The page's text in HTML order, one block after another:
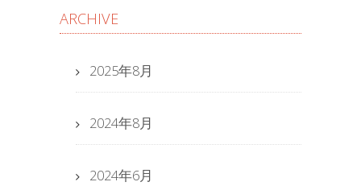
ARCHIVE
2025年8月
2024年8月
2024年6月